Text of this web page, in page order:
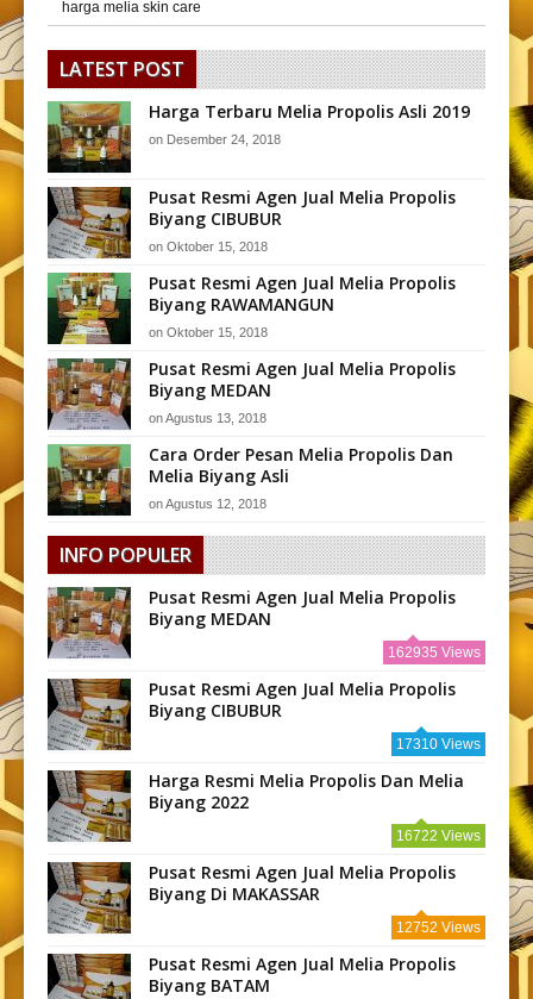
harga melia skin care
LATEST POST
Harga Terbaru Melia Propolis Asli 2019
on Desember 24, 2018
Pusat Resmi Agen Jual Melia Propolis
Biyang CIBUBUR
on Oktober 15, 2018
Pusat Resmi Agen Jual Melia Propolis
Biyang RAWAMANGUN
on Oktober 15, 2018
Pusat Resmi Agen Jual Melia Propolis
Biyang MEDAN
onAgustus 13, 2018
Cara Order Pesan Melia Propolis Dan
Melia Biyang Asli
onAgustus 12, 2018
INFO POPULER
Pusat Resmi Agen Jual Melia Propolis
Biyang MEDAN
162935 Views
Pusat Resmi Agen Jual Melia Propolis
Biyang CIBUBUR
17310 Views
Harga Resmi Melia Propolis Dan Melia
Biyang 2022
16722 Views
Pusat Resmi Agen Jual Melia Propolis
Biyang Di MAKASSAR
12752 Views
Pusat Resmi Agen Jual Melia Propolis
Biyang BATAM